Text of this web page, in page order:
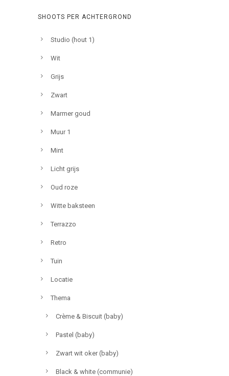
SHOOTS PER ACHTERGROND
Studio (hout 1)
Wit
Grijs
Zwart
Marmer goud
Muur 1
Mint
Licht grijs
Oud roze
Witte baksteen
Terrazzo
Retro
Tuin
Locatie
Thema
Crème & Biscuit (baby)
Pastel (baby)
Zwart wit oker (baby)
Black & white (communie)